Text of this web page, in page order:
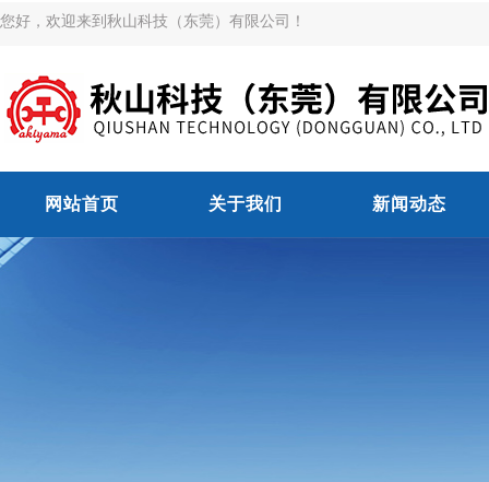
您好，欢迎来到秋山科技（东莞）有限公司！
网站首页 关于我们 新闻动态